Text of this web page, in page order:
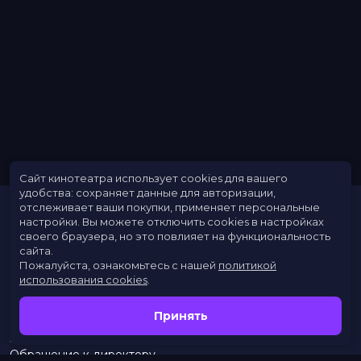
Расписание
Скоро в кино
Заведения
Обращение к директору
Сайт кинотеатра использует cookies для вашего
удобства: сохраняет данные для авторизации,
отслеживает ваши покупки, применяет персональные
настройки. Вы можете отключить cookies в настройках
своего браузера, но это повлияет на функциональность
сайта.
Пожалуйста, ознакомьтесь с нашей политикой
использования cookies
Принять